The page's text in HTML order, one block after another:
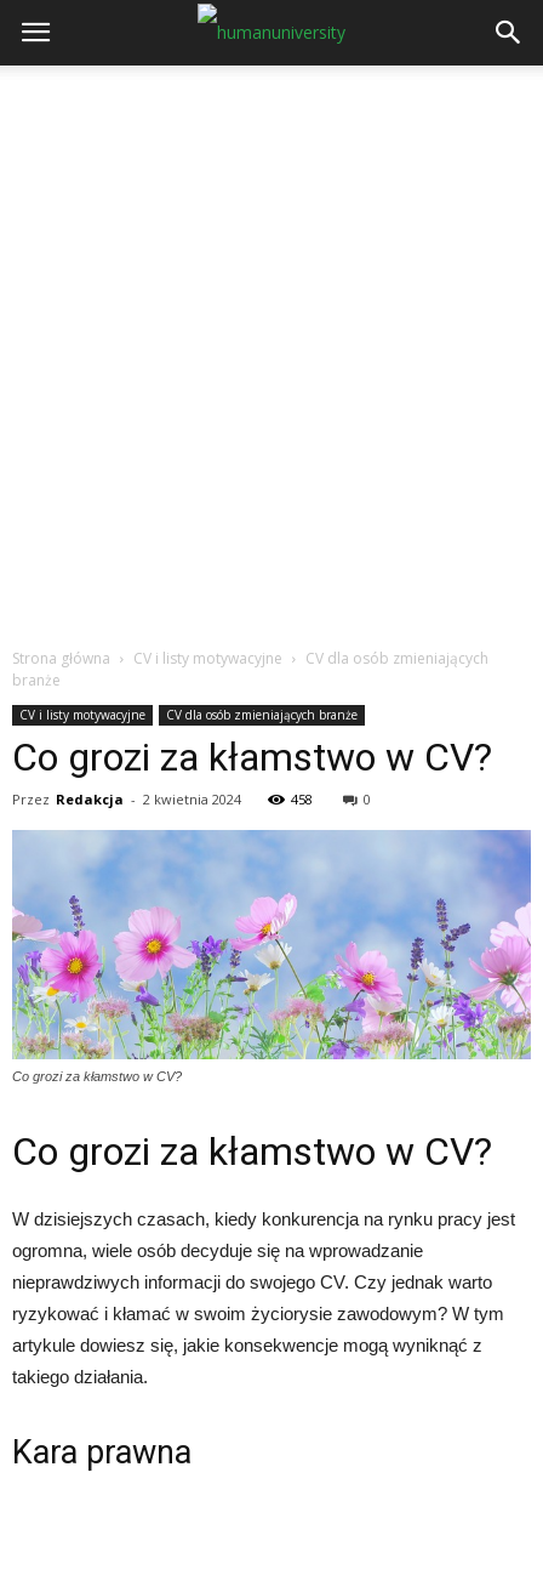
Strona główna CV i listy motywacyjne
CV dla osób zmieniających
branże
CV i listy motywacyjne CV dla osób zmieniających branże
Co grozi za kłamstwo w CV?
Przez Redakcja - 2 kwietnia 2024 458 0
Co grozi za kłamstwo w CV?
Co grozi za kłamstwo w CV?
W dzisiejszych czasach, kiedy konkurencja na rynku pracy jest
ogromna, wiele osób decyduje się na wprowadzanie
nieprawdziwych informacji do swojego CV. Czy jednak warto
ryzykować i kłamać w swoim życiorysie zawodowym? W tym
artykule dowiesz się, jakie konsekwencje mogą wyniknąć z
takiego działania.
Kara prawna